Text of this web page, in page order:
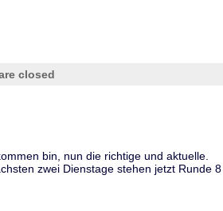
closed
bin, nun die richtige und aktuelle.
zwei Dienstage stehen jetzt Runde 8